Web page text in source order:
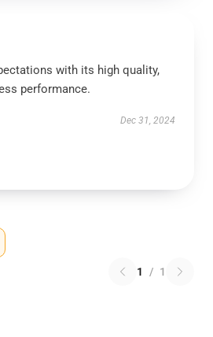
with its high quality,
performance.
Dec 31, 2024
1 / 1